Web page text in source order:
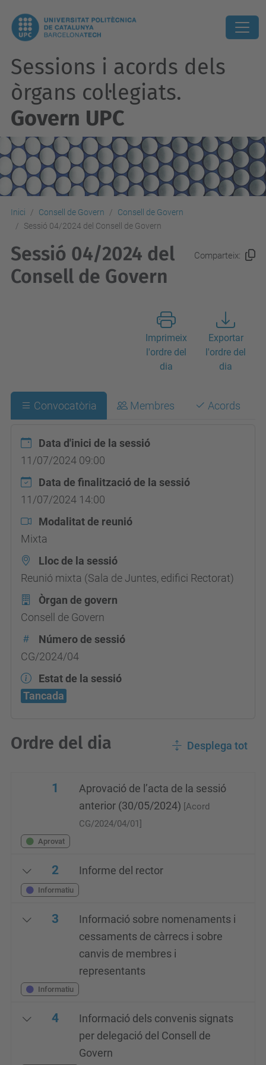
Sessions i acords dels
òrgans col·legiats.
Govern UPC
Inici Consell de Govern
Consell de Govern
Sessió 04/2024 del Consell de Govern
Comparteix:
Sessió 04/2024 del
Consell de Govern
Imprimeix
l'ordre del
dia
Exportar
l'ordre del
dia
Convocatòria Membres Acords
Data d'inici de la sessió
11/07/2024 09:00
Data de finalització de la sessió
11/07/2024 14:00
Modalitat de reunió
Mixta
Lloc de la sessió
Reunió mixta (Sala de Juntes, edifici Rectorat)
Òrgan de govern
Consell de Govern
Número de sessió
CG/2024/04
Estat de la sessió
Tancada
Ordre del dia Desplega tot
1
Aprovació de l’acta de la sessió
anterior (30/05/2024) [Acord
CG/2024/04/01]
Aprovat
2 Informe del rector
Informatiu
3
Informació sobre nomenaments i
cessaments de càrrecs i sobre
canvis de membres i
representants
Informatiu
4
Informació dels convenis signats
per delegació del Consell de
Govern